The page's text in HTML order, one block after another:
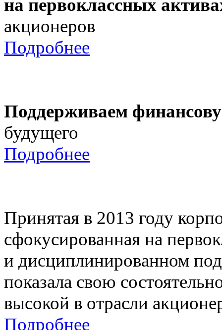
на первоклассных
акционеров
Подробнее
Поддерживаем
будущего
Подробнее
Принятая в 2013 году
сфокусированная на
и дисциплинированном
показала свою
высокой в отрасли
Подробнее